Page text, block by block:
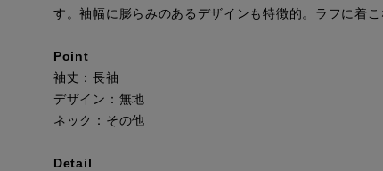
す。袖幅に膨らみのあるデザインも特徴的。ラフに着
Point
袖丈：長袖
デザイン：無地
ネック：その他
Detail